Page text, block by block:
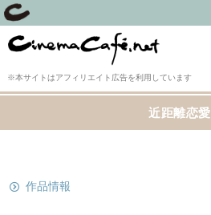
※本サイトはアフィリエイト広告を利用しています
近距離恋愛
作品情報